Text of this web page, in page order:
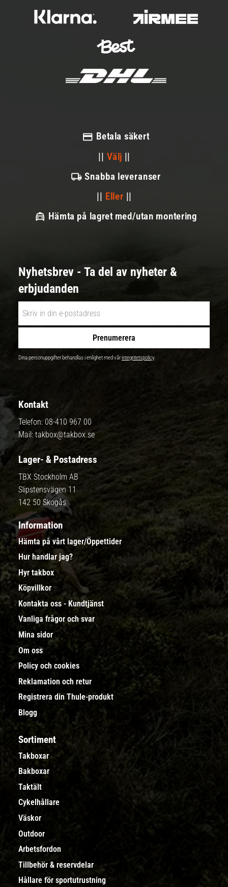
Betala säkert
|| Välj ||
Snabba leveranser
|| Eller ||
Hämta på lagret med/utan montering
Nyhetsbrev - Ta del av nyheter &
erbjudanden
Prenumerera
Dina personuppgifter behandlas i enlighet med vårintegritetspolicy.
Kontakt
Telefon: 08-410 967 00
Mail: takbox@takbox.se
Lager- & Postadress
TBX Stockholm AB
Slipstensvägen 11
142 50 Skogås
Information
Hämta på vårt lager/Öppettider
Hur handlar jag?
Hyr takbox
Köpvillkor
Kontakta oss - Kundtjänst
Vanliga frågor och svar
Mina sidor
Om oss
Policy och cookies
Reklamation och retur
Registrera din Thule-produkt
Blogg
Sortiment
Takboxar
Bakboxar
Taktält
Cykelhållare
Väskor
Outdoor
Arbetsfordon
Tillbehör & reservdelar
Hållare för sportutrustning